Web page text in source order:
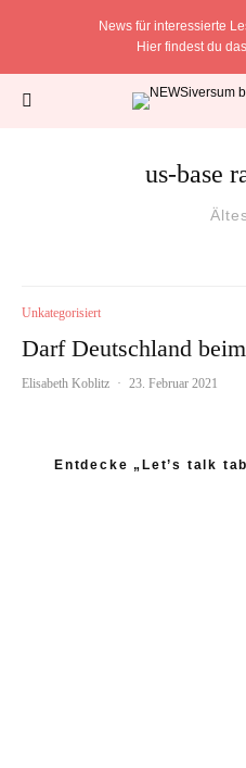
News für interessierte
Hier findest du das
us-base
Unkategorisiert
Darf Deutschland
Elisabeth Koblitz · 23. Februar 2021
Entdecke „Let’s talk